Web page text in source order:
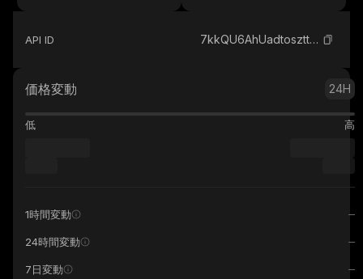
API ID 7kkQU6AhUadtoszttEKprirvpgBihJHPoHVczebvi7i3_solana
価格変動 24H
低 高
1時間変動
24時間変動
7日変動